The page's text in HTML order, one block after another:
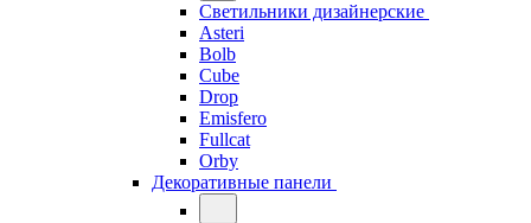
Светильники дизайнерские
Asteri
Bolb
Cube
Drop
Emisfero
Fullcat
Orby
Декоративные панели